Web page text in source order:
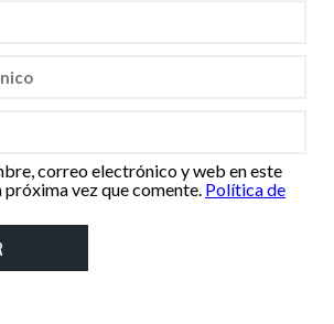
correo electrónico y web en este
vez que comente. Política de